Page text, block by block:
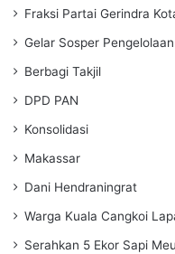
Fraksi Partai Gerindra
Gelar Sosper
Berbagi Takjil
DPD PAN
Konsolidasi
Makassar
Dani Hendraningrat
Warga Kuala Cangkoi
Serahkan 5 Ekor Sapi